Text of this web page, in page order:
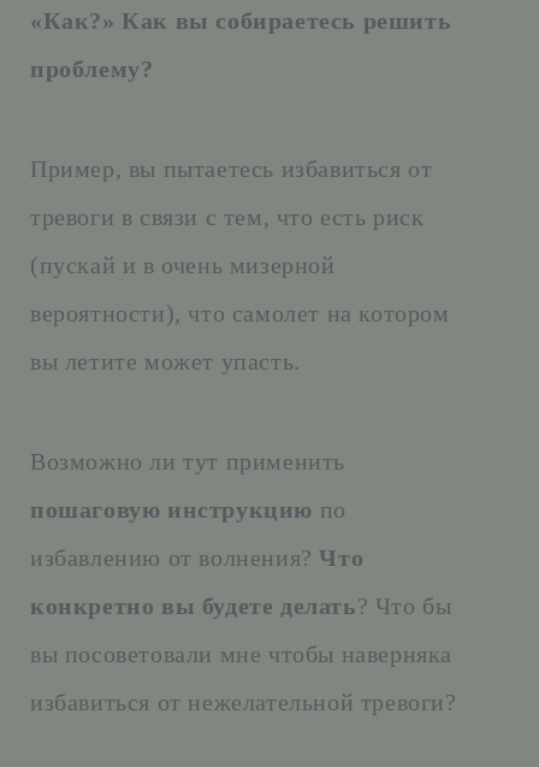
«Как?» Как вы собираетесь решить
проблему?
Пример, вы пытаетесь избавиться от
тревоги в связи с тем, что есть риск
(пускай и в очень мизерной
вероятности), что самолет на котором
вы летите может упасть.
Возможно ли тут применить
пошаговую инструкцию по
избавлению от волнения?Что
конкретно вы будете делать? Что бы
вы посоветовали мне чтобы наверняка
избавиться от нежелательной тревоги?